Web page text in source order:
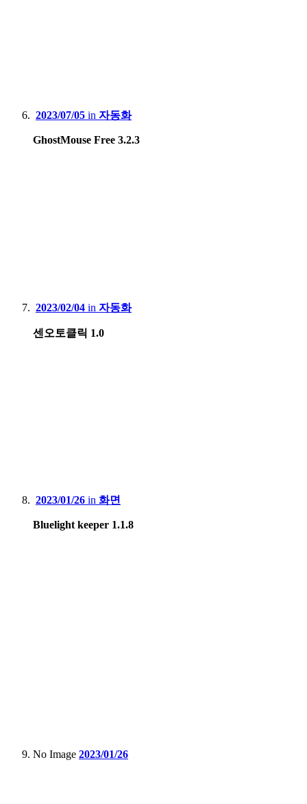
2023/07/05 in 자동화
GhostMouse Free 3.2.3
2023/02/04 in 자동화
센오토클릭 1.0
2023/01/26 in 화면
Bluelight keeper 1.1.8
No Image 2023/01/26